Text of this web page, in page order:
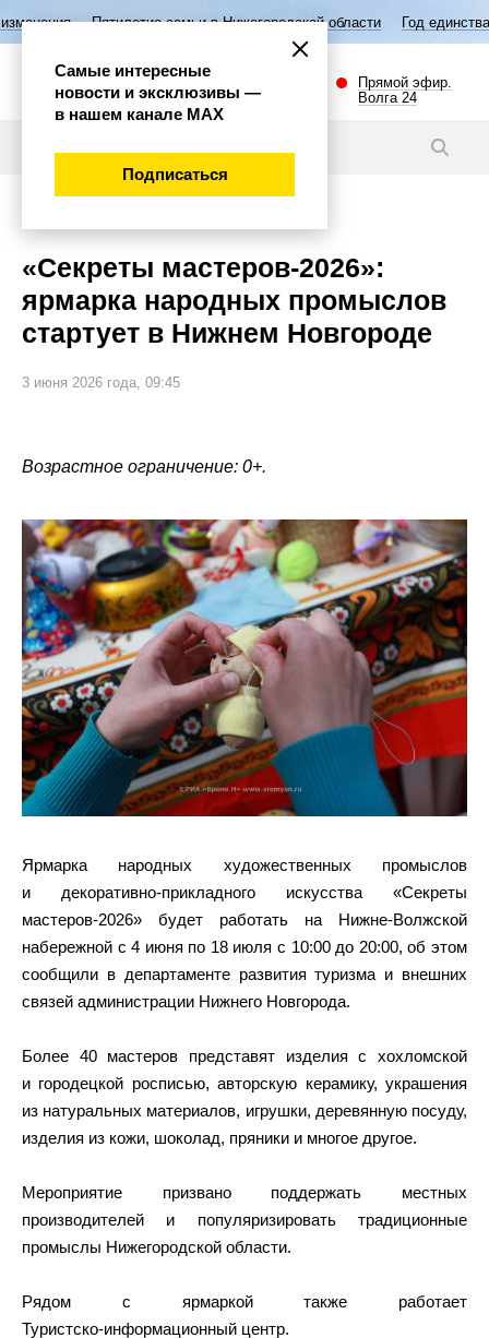
семьи в Нижегородской области Год единства народов
Прямой эфир.
Волга 24
«Секреты мастеров‑2026»:
ярмарка народных промыслов
стартует в Нижнем Новгороде
3 июня 2026 года, 09:45
Возрастное ограничение: 0+.
Ярмарка народных художественных промыслов
и декоративно‑прикладного искусства «Секреты
мастеров‑2026» будет работать на Нижне‑Волжской
набережной с 4 июня по 18 июля с 10:00 до 20:00, об этом
сообщили в департаменте развития туризма и внешних
связей администрации Нижнего Новгорода.
Более 40 мастеров представят изделия с хохломской
и городецкой росписью, авторскую керамику, украшения
из натуральных материалов, игрушки, деревянную посуду,
изделия из кожи, шоколад, пряники и многое другое.
Мероприятие призвано поддержать местных
производителей и популяризировать традиционные
промыслы Нижегородской области.
Рядом с ярмаркой также работает
Туристско‑информационный центр.
Самые интересные
новости и эксклюзивы —
в нашем канале МАХ
Подписаться